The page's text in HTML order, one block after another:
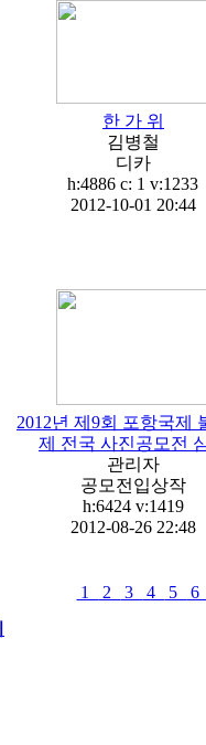
한 가 위
김병철
디카
h:4886 c: 1v:1233
2012-10-01 20:44
2012년 제9회 포항국제
제 전국 사진공모전
관리자
공모전입상작
h:6424 v:1419
2012-08-26 22:48
1 2 3 4 5